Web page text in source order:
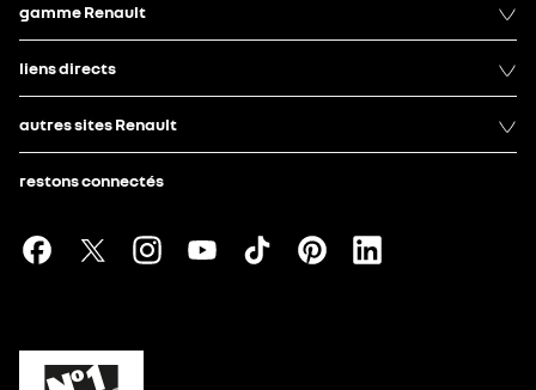
gamme Renault
liens directs
autres sites Renault
restons connectés